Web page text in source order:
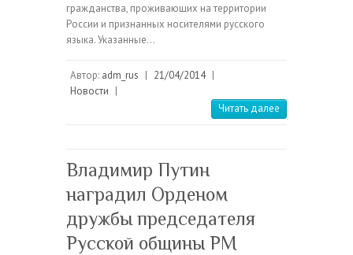
гражданства, проживающих на территории
России и признанных носителями русского
языка. Указанные…
Автор: adm_rus | 21/04/2014 |
Новости |
Читать далее
Владимир Путин
наградил Орденом
дружбы председателя
Русской общины РМ